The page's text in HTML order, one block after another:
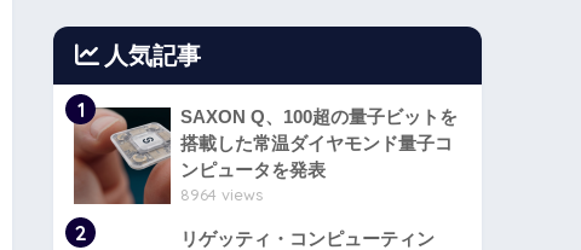
人気記事
1
SAXON Q、100超の量子ビットを
搭載した常温ダイヤモンド量子コ
ンピュータを発表
8964 views
2
リゲッティ・コンピューティン